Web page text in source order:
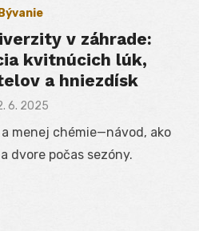
Bývanie
v záhrade:
kvitnúcich lúk,
a hniezdísk
6. 2025
menej chémie—návod, ako
dvore počas sezóny.